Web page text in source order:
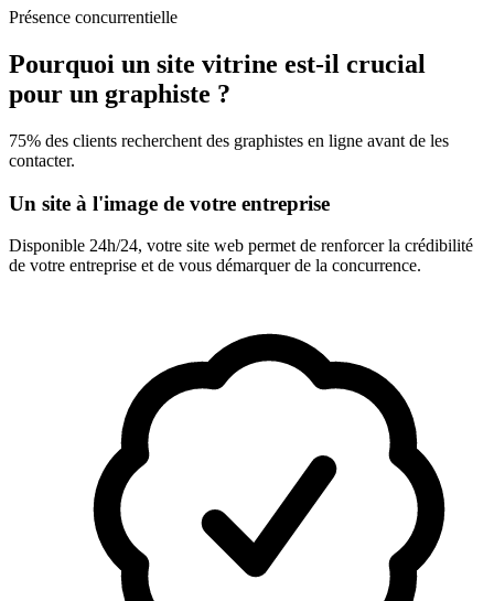
Présence concurrentielle
Pourquoi un site vitrine est-il crucial
pour un graphiste ?
75% des clients recherchent des graphistes en ligne avant de les
contacter.
Un site à l'image de votre entreprise
Disponible 24h/24, votre site web permet de renforcer la crédibilité
de votre entreprise et de vous démarquer de la concurrence.